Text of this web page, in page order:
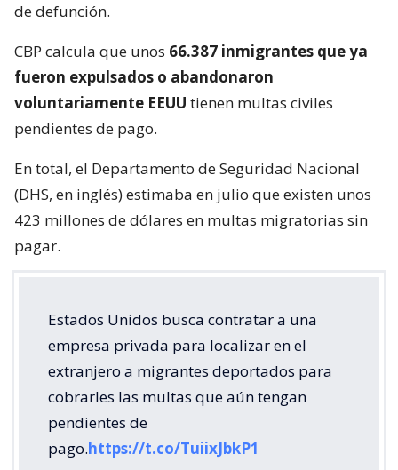
de defunción.
CBP calcula que unos 66.387 inmigrantes que ya
fueron expulsados o abandonaron
voluntariamente EEUU tienen multas civiles
pendientes de pago.
En total, el Departamento de Seguridad Nacional
(DHS, en inglés) estimaba en julio que existen unos
423 millones de dólares en multas migratorias sin
pagar.
Estados Unidos busca contratar a una
empresa privada para localizar en el
extranjero a migrantes deportados para
cobrarles las multas que aún tengan
pendientes de
pago.https://t.co/TuiixJbkP1